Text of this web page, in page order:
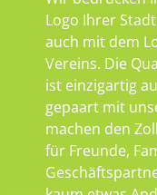
Logo Ihrer
auch mit dem
Vereins. Die
ist einzigartig
gepaart mit
machen den
für Freunde,